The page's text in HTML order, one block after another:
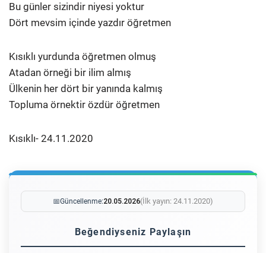
Bu günler sizindir niyesi yoktur
Dört mevsim içinde yazdır öğretmen
Kısıklı yurdunda öğretmen olmuş
Atadan örneği bir ilim almış
Ülkenin her dört bir yanında kalmış
Topluma örnektir özdür öğretmen
Kısıklı- 24.11.2020
📅Güncellenme:20.05.2026(İlk yayın: 24.11.2020)
Beğendiyseniz Paylaşın